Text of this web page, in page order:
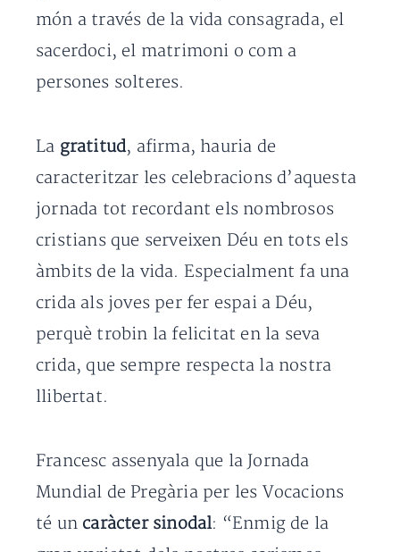
món a través de la vida consagrada, el
sacerdoci, el matrimoni o com a
persones solteres.
La gratitud, afirma, hauria de
caracteritzar les celebracions d’aquesta
jornada tot recordant els nombrosos
cristians que serveixen Déu en tots els
àmbits de la vida. Especialment fa una
crida als joves per fer espai a Déu,
perquè trobin la felicitat en la seva
crida, que sempre respecta la nostra
llibertat.
Francesc assenyala que la Jornada
Mundial de Pregària per les Vocacions
té un caràcter sinodal: “Enmig de la